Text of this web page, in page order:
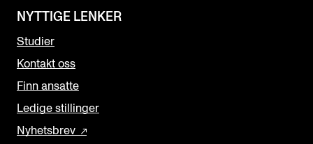
NYTTIGE LENKER
Studier
Kontakt oss
Finn ansatte
Ledige stillinger
Nyhetsbrev